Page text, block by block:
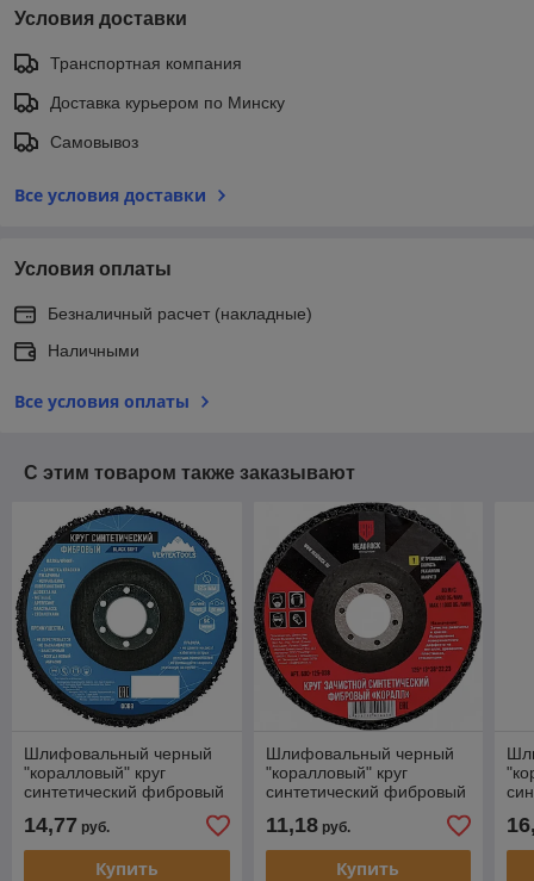
Условия доставки
Транспортная компания
Доставка курьером по Минску
Самовывоз
Все условия доставки
Условия оплаты
Безналичный расчет (накладные)
Наличными
Все условия оплаты
С этим товаром также заказывают
Шлифовальный черный
"коралловый" круг
синтетический фибровый
14,77 руб.
Купить
Шлифовальный черный
"коралловый" круг
синтетический фибровый
11,18руб.
Купить